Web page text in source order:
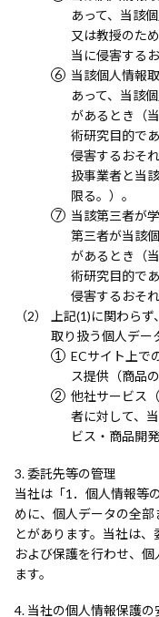
あって、当該
又は教授のた
当に侵害する
当該個人情報
あって、当該
があるとき（
術研究目的で
侵害するおそ
扱事業者と当
限る。）。
当該第三者が
第三者が当該
があるとき（
術研究目的で
侵害するおそ
上記(1)に関わら
取り扱う個人デー
ECサイト上で
ス提供（商品
他社サービス
者に対して、
ビス・商品開
委託先等の管理
当社は「1．個人情報等
めに、個人データの全
とがあります。当社は
および保護を行わせ、
ます。
当社の個人情報保護